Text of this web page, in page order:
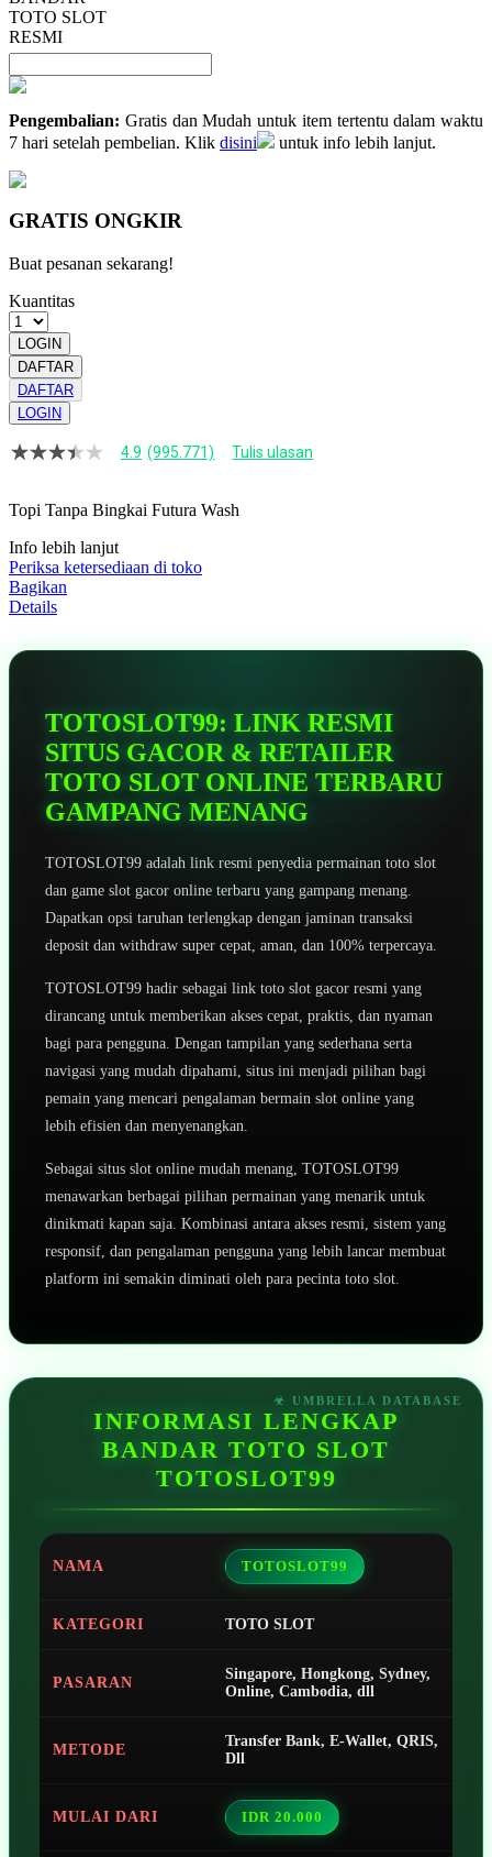
TOTO SLOT
RESMI
Pengembalian: Gratis dan Mudah untuk item tertentu dalam waktu
7 hari setelah pembelian. Klik disini untuk info lebih lanjut.
GRATIS ONGKIR
Buat pesanan sekarang!
Kuantitas
LOGIN
DAFTAR
DAFTAR
LOGIN
4.9
bintang,
rating
rata-
rata.
Read
13
Tautan
4.9 (995.771) Tulis ulasan
Topi Tanpa Bingkai Futura Wash
Info lebih lanjut
Periksa ketersediaan di toko
Bagikan
Details
TOTOSLOT99: LINK RESMI
SITUS GACOR & RETAILER
TOTO SLOT ONLINE TERBARU
GAMPANG MENANG
TOTOSLOT99 adalah link resmi penyedia permainan toto slot
dan game slot gacor online terbaru yang gampang menang.
Dapatkan opsi taruhan terlengkap dengan jaminan transaksi
deposit dan withdraw super cepat, aman, dan 100% terpercaya.
TOTOSLOT99 hadir sebagai link toto slot gacor resmi yang
dirancang untuk memberikan akses cepat, praktis, dan nyaman
bagi para pengguna. Dengan tampilan yang sederhana serta
navigasi yang mudah dipahami, situs ini menjadi pilihan bagi
pemain yang mencari pengalaman bermain slot online yang
lebih efisien dan menyenangkan.
Sebagai situs slot online mudah menang, TOTOSLOT99
menawarkan berbagai pilihan permainan yang menarik untuk
dinikmati kapan saja. Kombinasi antara akses resmi, sistem yang
responsif, dan pengalaman pengguna yang lebih lancar membuat
platform ini semakin diminati oleh para pecinta toto slot.
INFORMASI LENGKAP
BANDAR TOTO SLOT
TOTOSLOT99
NAMA TOTOSLOT99
KATEGORI TOTO SLOT
PASARAN
Singapore, Hongkong, Sydney,
Online, Cambodia, dll
METODE
Transfer Bank, E-Wallet, QRIS,
Dll
MULAI DARI IDR 20.000